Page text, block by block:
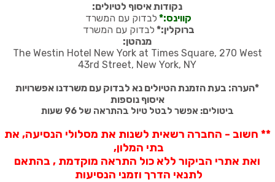
נקודות איסוף לטיולים:
קווינס:* לבדוק עם המשרד
ברוקלין:* לבדוק עם המשרד
מנהטן:
The Westin Hotel New York at Times Square, 270 West
43rd Street, New York, NY
*הערה: בעת הזמנת הטיולים נא לבדוק עם משרדנו אפשרויות
איסוף נוספות
ביטולים: אפשר לבטל טיול בהתראה של 96 שעות
** חשוב - החברה רשאית לשנות את מסלולי הנסיעה, את
בתי המלון,
ואת אתרי הביקור ללא כול התראה מוקדמת , בהתאם
לתנאי הדרך וזמני הנסיעות